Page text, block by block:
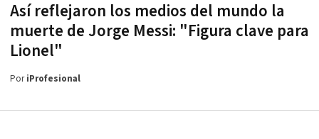
Así reflejaron los medios del mundo la
muerte de Jorge Messi: "Figura clave para
Lionel"
PoriProfesional